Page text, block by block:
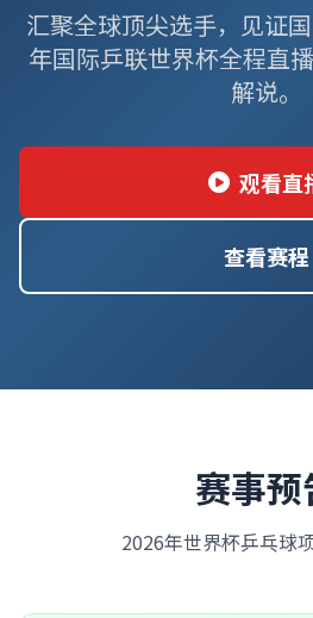
汇聚全球顶尖选手，见证
年国际乒联世界杯全程直
解说。
观看直
查看赛程
赛事预
2026年世界杯乒乓球